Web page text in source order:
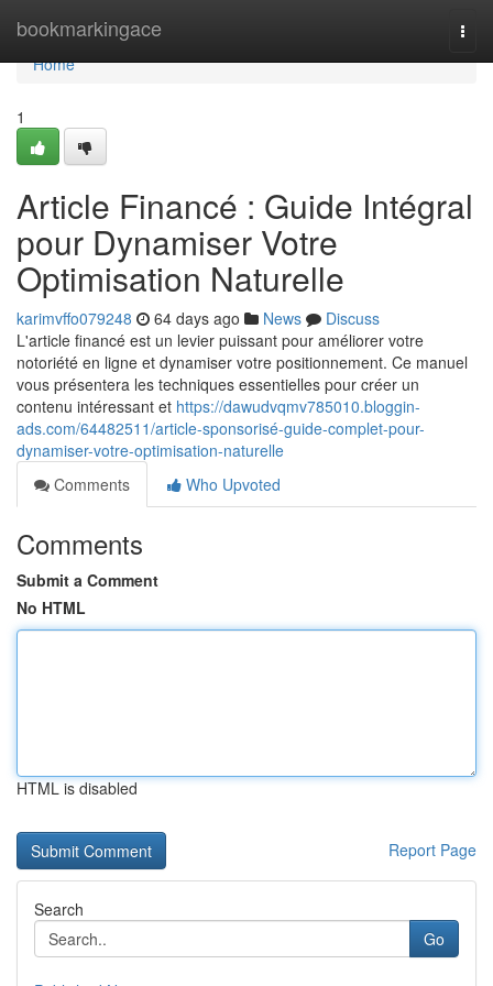
bookmarkingace
Home
Home
1
Article Financé : Guide Intégral
pour Dynamiser Votre
Optimisation Naturelle
karimvffo079248 64 days ago News
Discuss
L'article financé est un levier puissant pour améliorer votre
notoriété en ligne et dynamiser votre positionnement. Ce manuel
vous présentera les techniques essentielles pour créer un
contenu intéressant et https://dawudvqmv785010.bloggin-
ads.com/64482511/article-sponsorisé-guide-complet-pour-
dynamiser-votre-optimisation-naturelle
Comments
Who Upvoted
Comments
Submit a Comment
No HTML
HTML is disabled
Report Page
Search
Go